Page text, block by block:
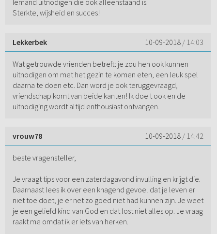
Sterkte, wijsheid en succes!
Lekkerbek 10-09-2018 / 14:03
Wat getrouwde vrienden betreft: je zou hen ook kunnen
uitnodigen om met het gezin te komen eten, een leuk spel
daarna te doen etc. Dan word je ook teruggevraagd,
vriendschap komt van beide kanten! Ik doe t ook en de
uitnodiging wordt altijd enthousiast ontvangen.
vrouw78 10-09-2018 / 14:42
beste vragensteller,
Je vraagt tips voor een zaterdagavond invulling en krijgt die.
Daarnaast lees ik over een knagend gevoel dat je leven er
niet toe doet, je er net zo goed niet had kunnen zijn. Je weet
je een geliefd kind van God en dat lost niet alles op. Je vraag
raakt me omdat ik er iets van herken.